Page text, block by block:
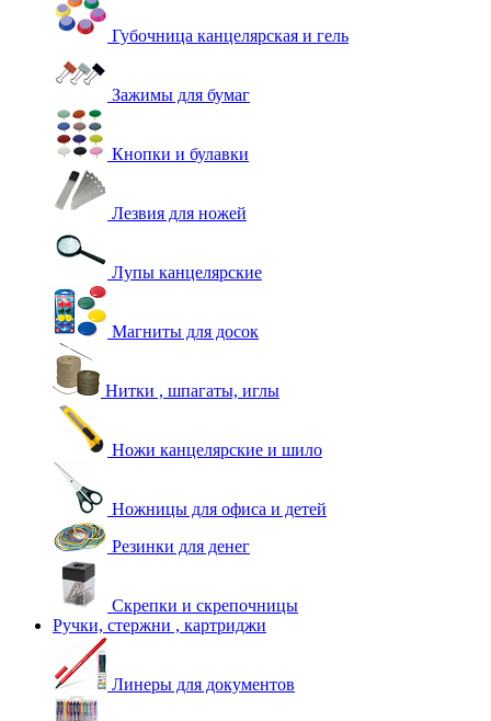
Губочница канцелярская и гель
Зажимы для бумаг
Кнопки и булавки
Лезвия для ножей
Лупы канцелярские
Магниты для досок
Нитки , шпагаты, иглы
Ножи канцелярские и шило
Ножницы для офиса и детей
Резинки для денег
Скрепки и скрепочницы
Ручки, стержни , картриджи
Линеры для документов